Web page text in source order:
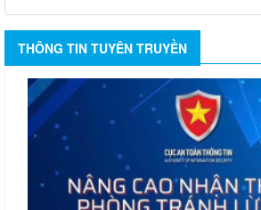
THÔNG TIN TUYÊN TRUYỀN